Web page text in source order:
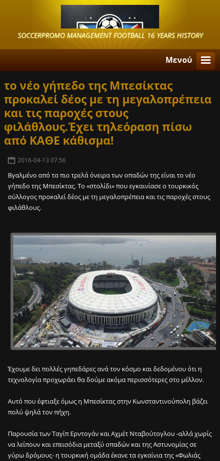
SOCCERPROMO MANAGEMENT FOOTBALL 16 YEARS HISTORY
Μενού
το νέο γήπεδο της Μπεσίκτας
προκαλεί δέος με τη μεγαλοπρέπεια
και τις παροχές στους
φιλάθλους.Έχει τηλεόραση πίσω
από ΚΑΘΕ κάθισμα!
2016-04-13 07:56
Βγαλμένο από τα πιο τρελά όνειρα των οπαδών της είναι το νέο
γήπεδο της Μπεσίκτας. Το «στολίδι» που εγκαινίασε ο τουρκικός
σύλλογος προκαλεί δέος με τη μεγαλοπρέπεια και τις παροχές στους
φιλάθλους.
Έχουμε δει πολλές γηπεδάρες ανά τον κόσμο και δεδομένου ότι η
τεχνολογία προχωράει θα δούμε ακόμα περισσότερες στο μέλλον.
Αυτό που έφτιαξε όμως η Μπεσίκτας στην Κωνσταντινούπολη βάζει
πολύ ψηλά τον πήχη.
Παρουσία των Ταγίπ Ερντογάν και Αχμέτ Νταβούτογλου -αλλά χωρίς
να λείπουν και επεισόδια μεταξύ οπαδών και της Αστυνομίας σε
γύρω δρόμους- η τουρκική ομάδα έκανε τα εγκαίνια της «Φωλιάς